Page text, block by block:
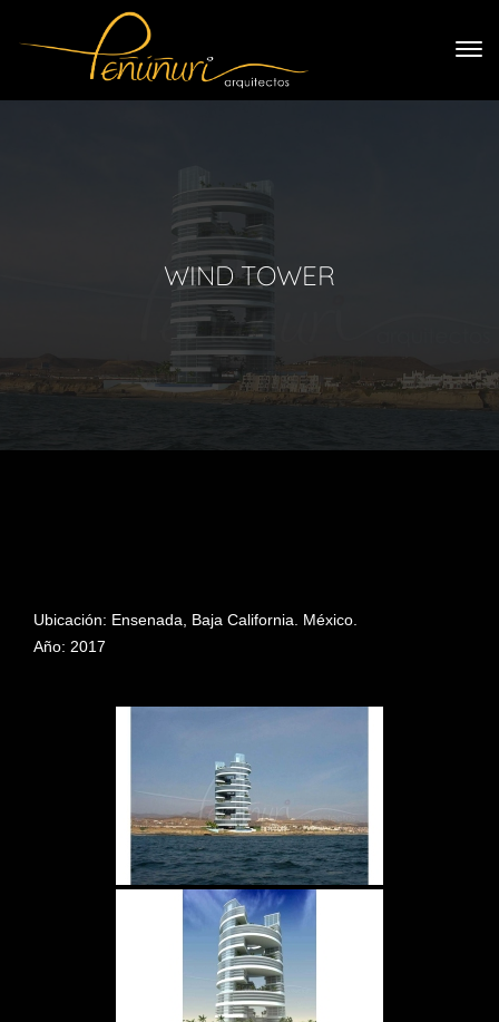
WIND TOWER
Ubicación: Ensenada, Baja California. México.
Año: 2017